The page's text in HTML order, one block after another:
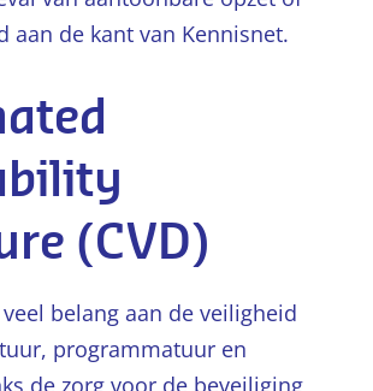
aan de kant van Kennisnet.
(CVD)
belang aan de veiligheid
programmatuur en
de zorg voor de beveiliging